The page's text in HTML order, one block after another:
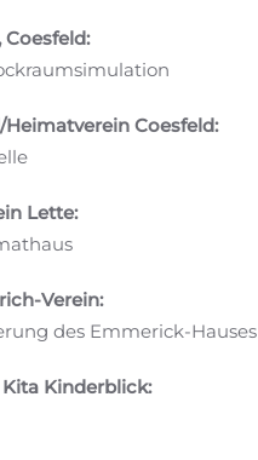
Coesfeld:
Lette:
Verein:
des Emmerick-Hauses
Kinderblick: